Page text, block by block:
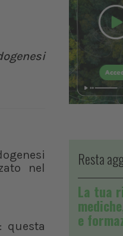
nel
questa
Resta
La tua
e